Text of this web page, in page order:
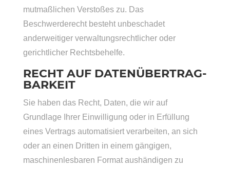
mutmaßlichen Verstoßes zu. Das
Beschwerderecht besteht unbeschadet
anderweitiger verwaltungsrechtlicher oder
gerichtlicher Rechtsbehelfe.
RECHT AUF DATEN­ÜBERTRAG­
BARKEIT
Sie haben das Recht, Daten, die wir auf
Grundlage Ihrer Einwilligung oder in Erfüllung
eines Vertrags automatisiert verarbeiten, an sich
oder an einen Dritten in einem gängigen,
maschinenlesbaren Format aushändigen zu